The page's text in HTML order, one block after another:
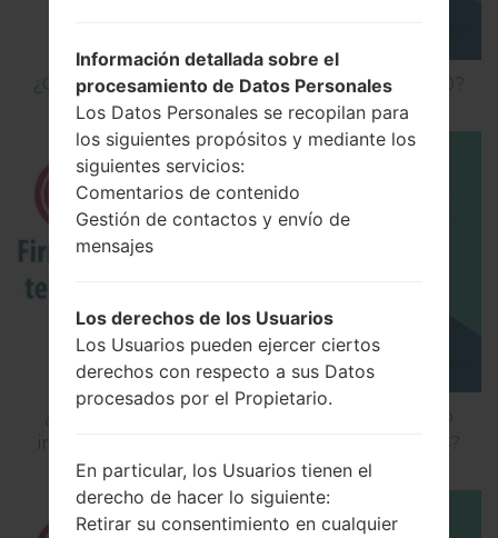
¿Cómo hacer Reinicio Completo en LG G5 H850?
¿Cómo instalar Firmware Oficial en el teléfono
inteligente de LG mediante LG Flash Tool 2014?
Información detallada sobre el
procesamiento de Datos Personales
Los Datos Personales se recopilan para
los siguientes propósitos y mediante los
siguientes servicios:
Comentarios de contenido
Gestión de contactos y envío de
mensajes
Los derechos de los Usuarios
Los Usuarios pueden ejercer ciertos
derechos con respecto a sus Datos
procesados por el Propietario.
En particular, los Usuarios tienen el
derecho de hacer lo siguiente:
Retirar su consentimiento en cualquier